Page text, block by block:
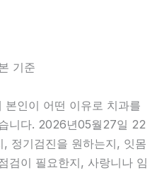
기준
본인이 어떤 이유로 치과를
니다. 2026년05월27일 22
정기검진을 원하는지, 잇몸
검이 필요한지, 사랑니나 임